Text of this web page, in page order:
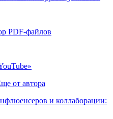
PDF-файлов
от автора
и коллаборации: